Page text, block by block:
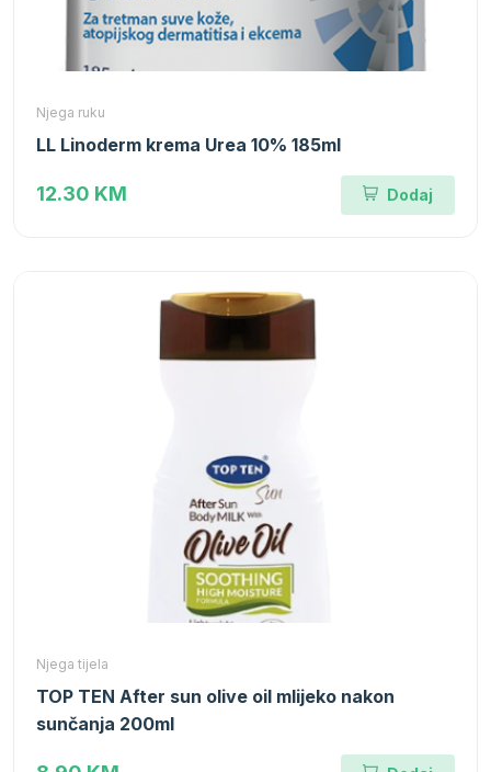
Njega ruku
LL Linoderm krema Urea 10% 185ml
12.30 KM Dodaj
Njega tijela
TOP TEN After sun olive oil mlijeko nakon
sunčanja 200ml